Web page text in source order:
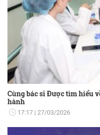
Cùng bác sĩ Được tìm hiểu
hành
17:17 27/03/2026